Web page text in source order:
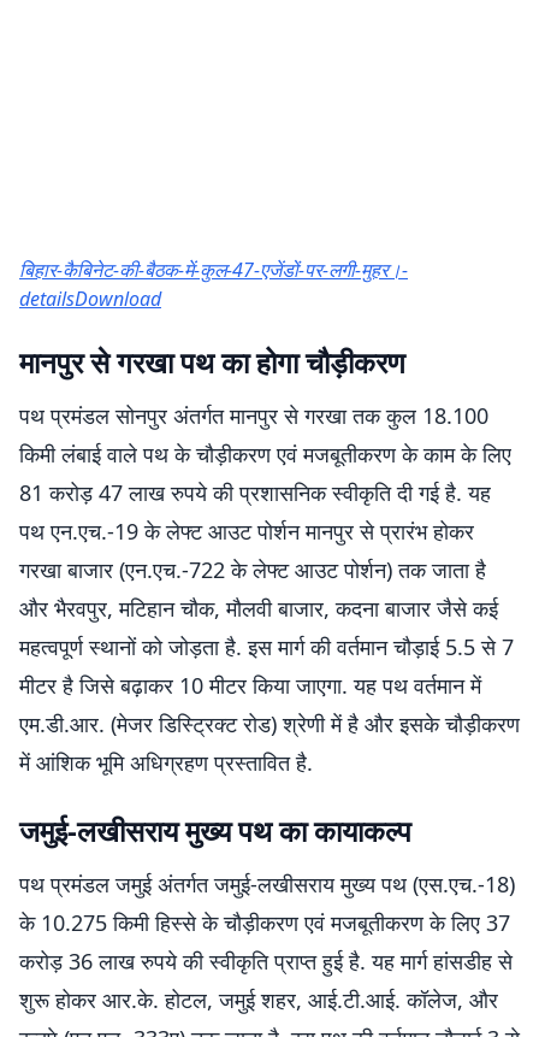
बिहार-कैबिनेट-की-बैठक-में-कुल-47-एजेंडों-पर-लगी-मुहर।-
detailsDownload
मानपुर से गरखा पथ का होगा चौड़ीकरण
पथ प्रमंडल सोनपुर अंतर्गत मानपुर से गरखा तक कुल 18.100
किमी लंबाई वाले पथ के चौड़ीकरण एवं मजबूतीकरण के काम के लिए
81 करोड़ 47 लाख रुपये की प्रशासनिक स्वीकृति दी गई है. यह
पथ एन.एच.-19 के लेफ्ट आउट पोर्शन मानपुर से प्रारंभ होकर
गरखा बाजार (एन.एच.-722 के लेफ्ट आउट पोर्शन) तक जाता है
और भैरवपुर, मटिहान चौक, मौलवी बाजार, कदना बाजार जैसे कई
महत्वपूर्ण स्थानों को जोड़ता है. इस मार्ग की वर्तमान चौड़ाई 5.5 से 7
मीटर है जिसे बढ़ाकर 10 मीटर किया जाएगा. यह पथ वर्तमान में
एम.डी.आर. (मेजर डिस्ट्रिक्ट रोड) श्रेणी में है और इसके चौड़ीकरण
में आंशिक भूमि अधिग्रहण प्रस्तावित है.
जमुई-लखीसराय मुख्य पथ का कायाकल्प
पथ प्रमंडल जमुई अंतर्गत जमुई-लखीसराय मुख्य पथ (एस.एच.-18)
के 10.275 किमी हिस्से के चौड़ीकरण एवं मजबूतीकरण के लिए 37
करोड़ 36 लाख रुपये की स्वीकृति प्राप्त हुई है. यह मार्ग हांसडीह से
शुरू होकर आर.के. होटल, जमुई शहर, आई.टी.आई. कॉलेज, और